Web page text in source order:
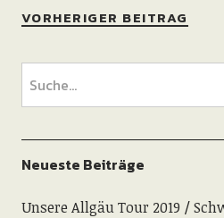
VORHERIGER BEITRAG
Neueste Beiträge
Unsere Allgäu Tour 2019